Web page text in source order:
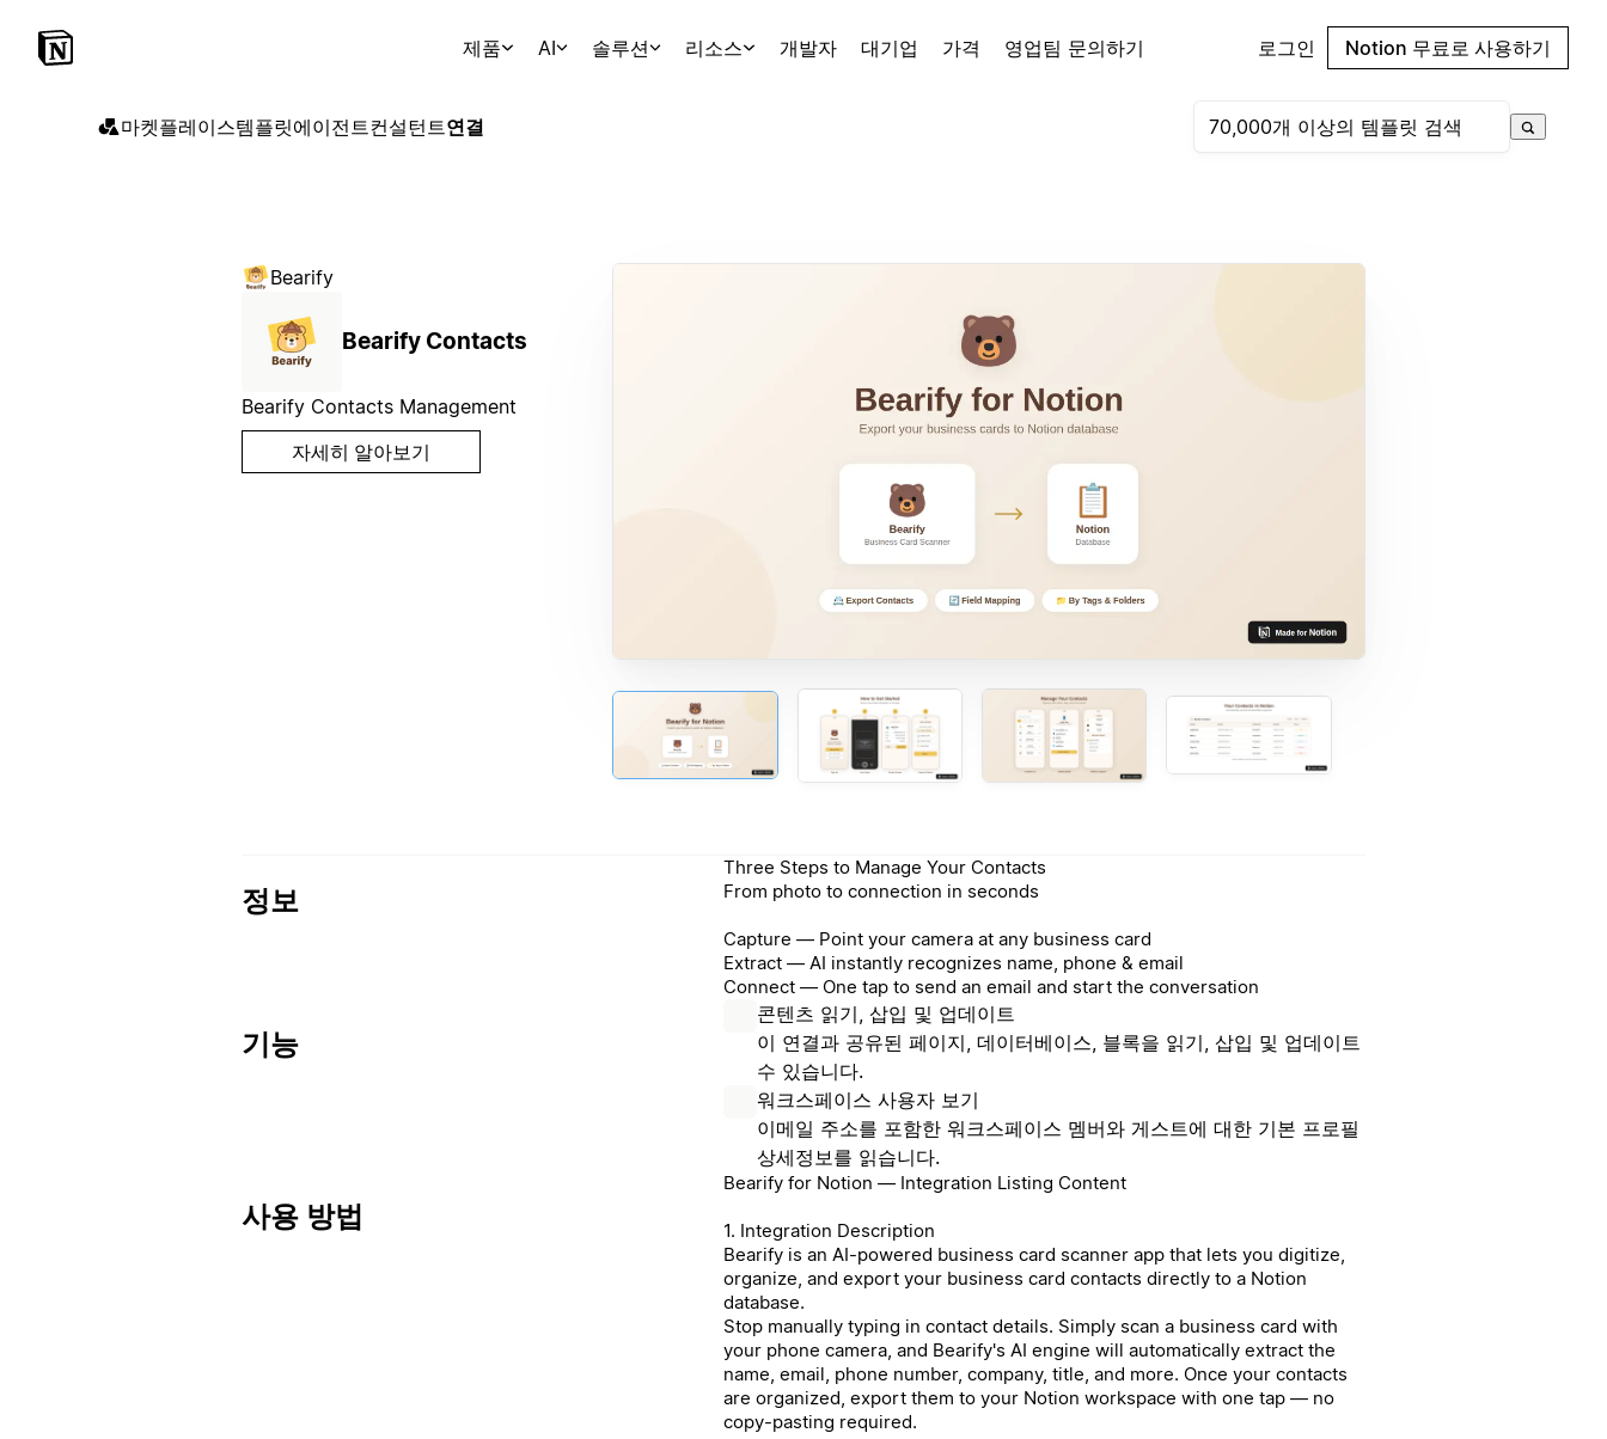
제품 AI 솔루션 리소스 개발자 대기업 가격 영업팀 문의하기 로그인 Notion 무료로 사용하기
마켓플레이스템플릿에이전트컨설턴트연결
Bearify
Bearify Contacts
Bearify Contacts Management
자세히 알아보기
정보
Three Steps to Manage Your Contacts
From photo to connection in seconds
Capture — Point your camera at any business card
Extract — AI instantly recognizes name, phone & email
Connect — One tap to send an email and start the conversation
기능
콘텐츠 읽기, 삽입 및 업데이트
이 연결과 공유된 페이지, 데이터베이스, 블록을 읽기, 삽입 및 업데이트
수 있습니다.
워크스페이스 사용자 보기
이메일 주소를 포함한 워크스페이스 멤버와 게스트에 대한 기본 프로필
상세정보를 읽습니다.
사용 방법
Bearify for Notion — Integration Listing Content
1. Integration Description
Bearify is an AI-powered business card scanner app that lets you digitize,
organize, and export your business card contacts directly to a Notion
database.
Stop manually typing in contact details. Simply scan a business card with
your phone camera, and Bearify's AI engine will automatically extract the
name, email, phone number, company, title, and more. Once your contacts
are organized, export them to your Notion workspace with one tap — no
copy-pasting required.